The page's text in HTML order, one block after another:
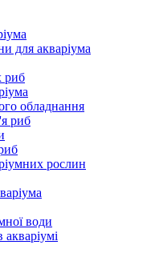
для акваріума
риб
обладнання
риб
рослин
води